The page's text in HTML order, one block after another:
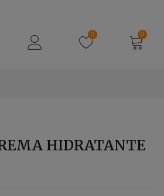
0 0
HIDRATANTE